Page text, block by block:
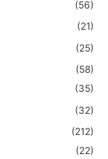
(56)
(21)
(25)
(58)
(35)
(32)
(212)
(22)